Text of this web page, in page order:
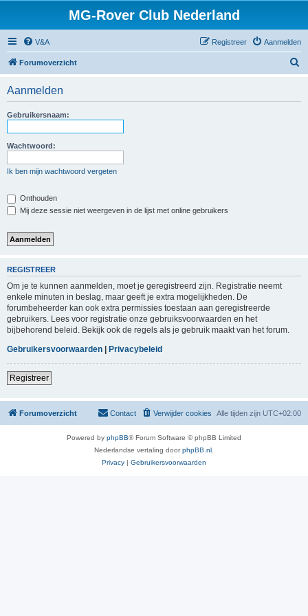
MG-Rover Club Nederland
V&A Aanmelden
Registreer
Forumoverzicht
Aanmelden
Gebruikersnaam:
Wachtwoord:
Ik ben mijn wachtwoord vergeten
Onthouden
Mij deze sessie niet weergeven in de lijst met online gebruikers
REGISTREER
Om je te kunnen aanmelden, moet je geregistreerd zijn. Registratie neemt
enkele minuten in beslag, maar geeft je extra mogelijkheden. De
forumbeheerder kan ook extra permissies toestaan aan geregistreerde
gebruikers. Lees voor registratie onze gebruiksvoorwaarden en het
bijbehorend beleid. Bekijk ook de regels als je gebruik maakt van het forum.
Gebruikersvoorwaarden | Privacybeleid
Registreer
Forumoverzicht Alle tijden zijn UTC+02:00
Verwijder cookies
Contact
Powered by phpBB® Forum Software © phpBB Limited
Nederlandse vertaling doorphpBB.nl
Privacy | Gebruikersvoorwaarden